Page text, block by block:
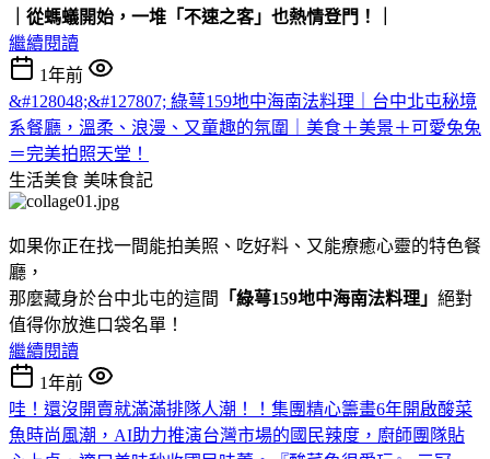
｜從螞蟻開始，一堆「不速之客」也熱情登門！｜
繼續閱讀
1年前
&#128048;&#127807; 綠萼159地中海南法料理｜台中北屯秘境
系餐廳，溫柔、浪漫、又童趣的氛圍｜美食＋美景＋可愛兔兔
＝完美拍照天堂！
生活美食 美味食記
如果你正在找一間能拍美照、吃好料、又能療癒心靈的特色餐
廳，
那麼藏身於台中北屯的這間
「綠萼159地中海南法料理」 絕對
值得你放進口袋名單！
繼續閱讀
1年前
哇！還沒開賣就滿滿排隊人潮！！集團精心籌畫6年開啟酸菜
魚時尚風潮，AI助力推演台灣市場的國民辣度，廚師團隊貼